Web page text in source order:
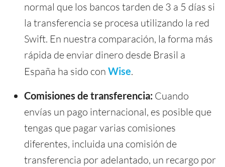
normal que los bancos tarden de 3 a 5 días si
la transferencia se procesa utilizando la red
Swift. En nuestra comparación, la forma más
rápida de enviar dinero desde Brasil a
España ha sido con Wise.
Comisiones de transferencia: Cuando
envías un pago internacional, es posible que
tengas que pagar varias comisiones
diferentes, incluida una comisión de
transferencia por adelantado, un recargo por